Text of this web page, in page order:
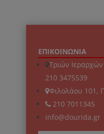
ΕΠΙΚΟΙΝΩΝΙΑ
Τριών
210 3475539
Φιλολάου 101,
210 7011345
info@dourida.gr